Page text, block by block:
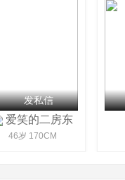
发私信
爱笑的二房东
46岁 170CM